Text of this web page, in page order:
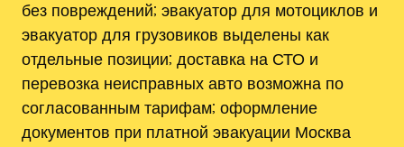
без повреждений; эвакуатор для мотоциклов и
эвакуатор для грузовиков выделены как
отдельные позиции; доставка на СТО и
перевозка неисправных авто возможна по
согласованным тарифам; оформление
документов при платной эвакуации Москва